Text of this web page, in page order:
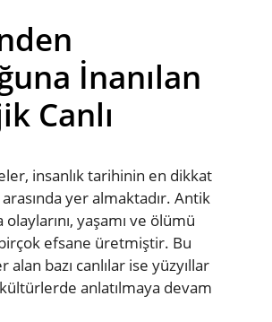
İnanılan
Canlı
insanlık tarihinin en dikkat
arasında yer almaktadır. Antik
yaşamı ve ölümü
efsane üretmiştir. Bu
bazı canlılar ise yüzyıllar
anlatılmaya devam